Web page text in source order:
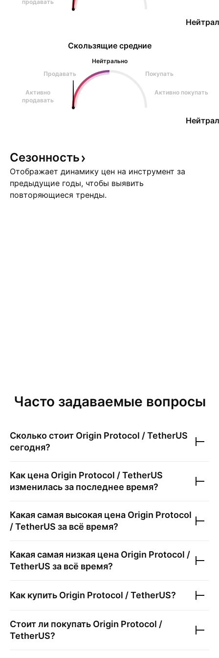
продавать
Скользящие средние
Нейтрально
Продавать
Покупать
Активно
продавать
Активно покупать
Сезонность
Отображает динамику цен на инструмент за
предыдущие годы, чтобы выявить
повторяющиеся тренды.
Часто задаваемые вопросы
Сколько стоит Origin Protocol / TetherUS
сегодня?
Как цена Origin Protocol / TetherUS
изменилась за последнее время?
Какая самая высокая цена Origin Protocol
/ TetherUS за всё время?
Какая самая низкая цена Origin Protocol /
TetherUS за всё время?
Как купить Origin Protocol / TetherUS?
Стоит ли покупать Origin Protocol /
TetherUS?